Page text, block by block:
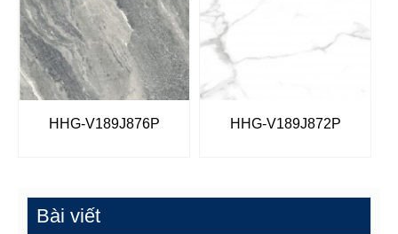
HHG-V189J876P HHG-V189J872P
Bài viết